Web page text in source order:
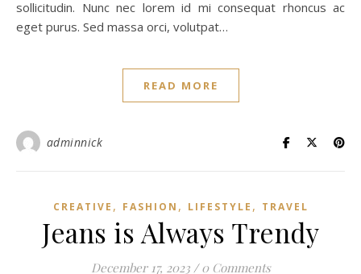
sollicitudin. Nunc nec lorem id mi consequat rhoncus ac
eget purus. Sed massa orci, volutpat…
READ MORE
adminnick
CREATIVE , FASHION , LIFESTYLE , TRAVEL
Jeans is Always Trendy
December 17, 2023 / 0 Comments